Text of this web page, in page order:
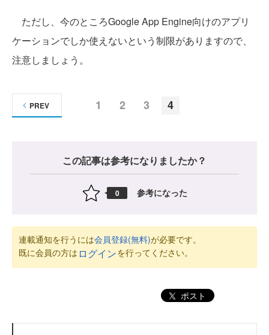
ただし、今のところGoogle App Engine向けのアプリ
ケーションでしか使えないという制限がありますので、
注意しましょう。
1 2 3 4
PREV
この記事は参考になりましたか？
0 参考になった
連載通知を行うには会員登録(無料)が必要です。
既に会員の方は ログインを行ってください。
ポスト